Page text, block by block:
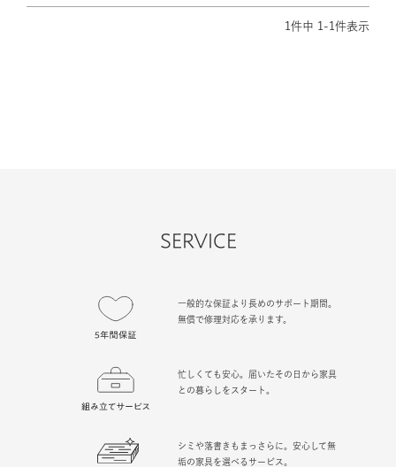
1件中 1 -1件表示
SERVICE
一般的な保証より長めのサポート期間。
無償で修理対応を承ります。
忙しくても安心。届いたその日から家具
との暮らしをスタート。
シミや落書きもまっさらに。安心して無
垢の家具を選べるサービス。